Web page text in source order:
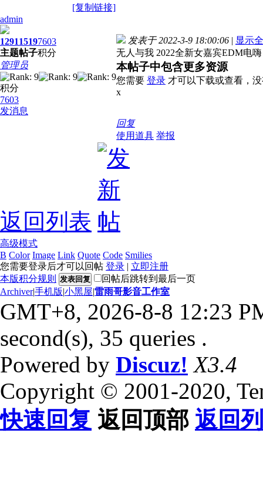
[复制链接]
admin
1291
主题
1519
帖子
7603
积分
管理员
积分
7603
发消息
发表于 2022-3-9 18:00:06 | 显示
无人与我 2022全新女嘉宾EDM电
本帖子中包含更多资源
您需要 登录 才可以下载或查看，
x
回复
使用道具 举报
返回列表
高级模式
B Color Image Link Quote Code Smilies
您需要登录后才可以回帖 登录 | 立即注册
本版积分规则
发表回复
回帖后跳转到最后一页
Archiver|手机版|小黑屋|雷雨哥影音工作室
GMT+8, 2026-8-8 12:23
second(s), 35 queries .
Powered by Discuz! X3.4
Copyright © 2001-2020,
快速回复 返回顶部 返回